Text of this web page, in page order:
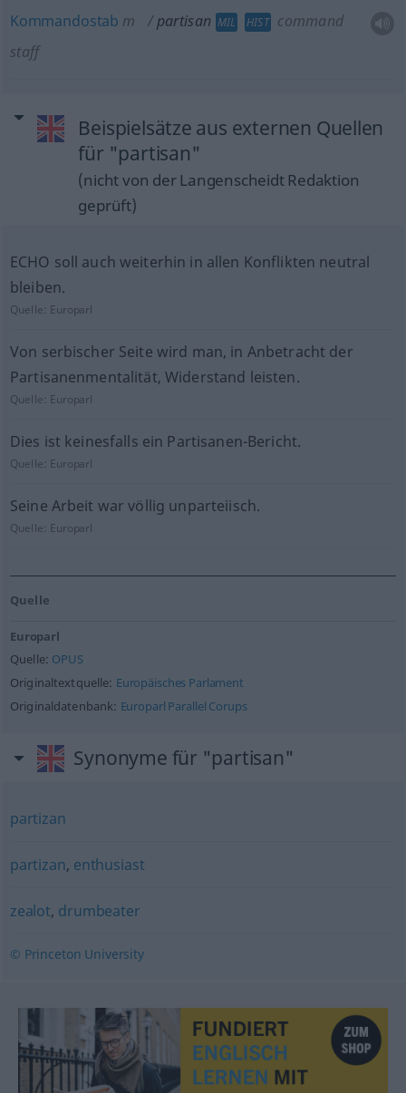
Kommandostab m partisan MIL HIST command
staff
Beispielsätze aus externen Quellen
für "partisan"
(nicht von der Langenscheidt Redaktion
geprüft)
ECHO soll auch weiterhin in allen Konflikten neutral
bleiben.
Quelle: Europarl
Von serbischer Seite wird man, in Anbetracht der
Partisanenmentalität, Widerstand leisten.
Quelle: Europarl
Dies ist keinesfalls ein Partisanen-Bericht.
Quelle: Europarl
Seine Arbeit war völlig unparteiisch.
Quelle: Europarl
Quelle
Europarl
Quelle: OPUS
Originaltextquelle: Europäisches Parlament
Originaldatenbank: Europarl Parallel Corups
Synonyme für "partisan"
partizan
partizan, enthusiast
zealot, drumbeater
© Princeton University